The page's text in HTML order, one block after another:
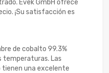
Evek GmbH ofrece
¡Su satisfacción es
de cobalto 99.3%
temperaturas. Las
tienen una excelente